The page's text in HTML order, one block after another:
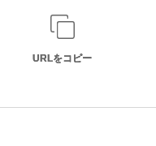
URLをコピー